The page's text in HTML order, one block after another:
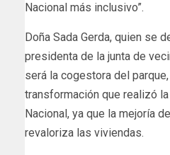
Nacional más inclusivo”.
Doña Sada Gerda, quien se
presidenta de la junta de
será la cogestora del
transformación que realizó
Nacional, ya que la mejoría
revaloriza las viviendas.